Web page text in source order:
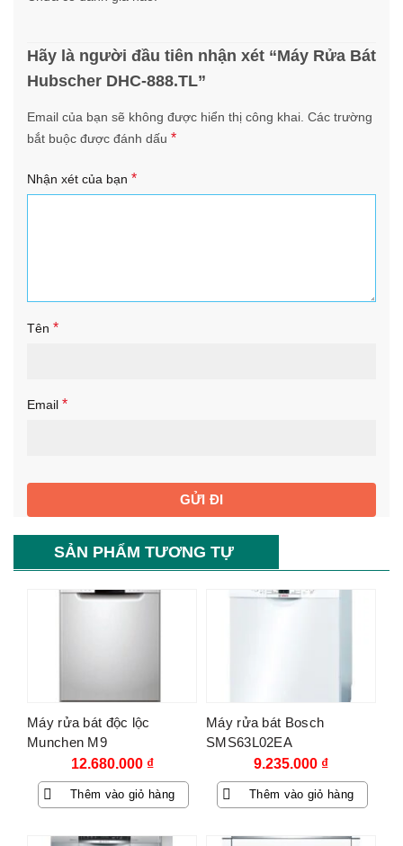
Hãy là người đầu tiên nhận xét “Máy Rửa Bát
Hubscher DHC-888.TL”
Email của bạn sẽ không được hiển thị công khai. Các trường
bắt buộc được đánh dấu *
Nhận xét của bạn *
Tên *
Email *
SẢN PHẨM TƯƠNG TỰ
Máy rửa bát độc lộc
Munchen M9
12.680.000 ₫
Thêm vào giỏ hàng
Máy rửa bát Bosch
SMS63L02EA
9.235.000 ₫
Thêm vào giỏ hàng